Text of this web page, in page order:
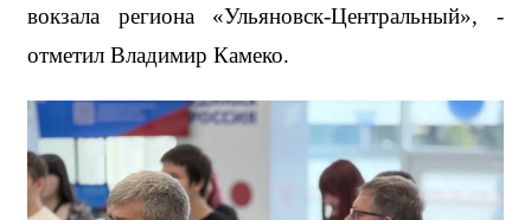
вокзала региона «Ульяновск-Центральный», -
отметил Владимир Камеко.